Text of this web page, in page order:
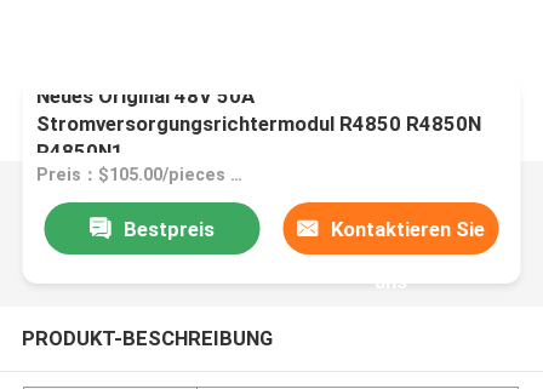
Neues Original 48V 50A
Stromversorgungsrichtermodul R4850 R4850N
R4850N1
Preis：$105.00/pieces 1-9 pieces
Bestpreis Kontaktieren Sie
uns
PRODUKT-BESCHREIBUNG